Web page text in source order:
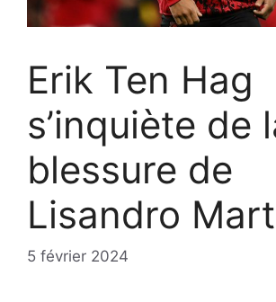
Erik Ten Hag
s’inquiète de
blessure de
Lisandro
5 février 2024